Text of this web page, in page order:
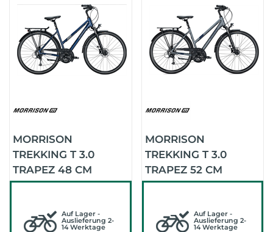
MORRISON
TREKKING T 3.0
TRAPEZ 48 CM
(DARKBLUE)
Auf Lager -
Auslieferung 2-
14 Werktage
MORRISON
TREKKING T 3.0
TRAPEZ 52 CM
(ANTHRACITE)
Auf Lager -
Auslieferung 2-
14 Werktage